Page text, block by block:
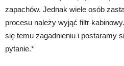
zapachów. Jednak wiele osób
procesu należy wyjąć filtr
się temu zagadnieniu i postaramy
pytanie.*